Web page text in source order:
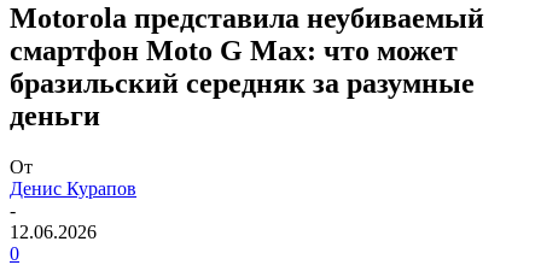
Motorola представила неубиваемый
смартфон Moto G Max: что может
бразильский середняк за разумные
деньги
От
Денис Курапов
-
12.06.2026
0